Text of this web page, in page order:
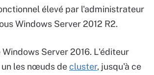
élevé par l'administrateur
Windows Server 2012 R2.
Server 2016. L'éditeur
un les nœuds decluster, jusqu'à ce